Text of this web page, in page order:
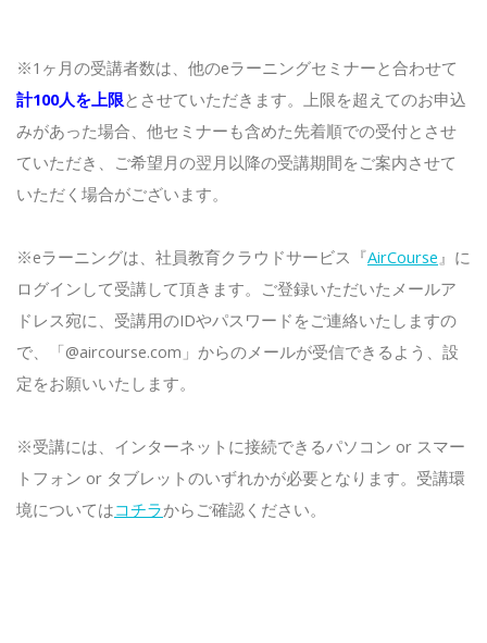
※1ヶ月の受講者数は、他のeラーニングセミナーと合わせて
計100人を上限とさせていただきます。上限を超えてのお申込
みがあった場合、他セミナーも含めた先着順での受付とさせ
ていただき、ご希望月の翌月以降の受講期間をご案内させて
いただく場合がございます。
※eラーニングは、社員教育クラウドサービス『AirCourse 』に
ログインして受講して頂きます。ご登録いただいたメールア
ドレス宛に、受講用のIDやパスワードをご連絡いたしますの
で、「@aircourse.com」からのメールが受信できるよう、設
定をお願いいたします。
※受講には、インターネットに接続できるパソコン or スマー
トフォン or タブレットのいずれかが必要となります。受講環
境についてはコチラからご確認ください。